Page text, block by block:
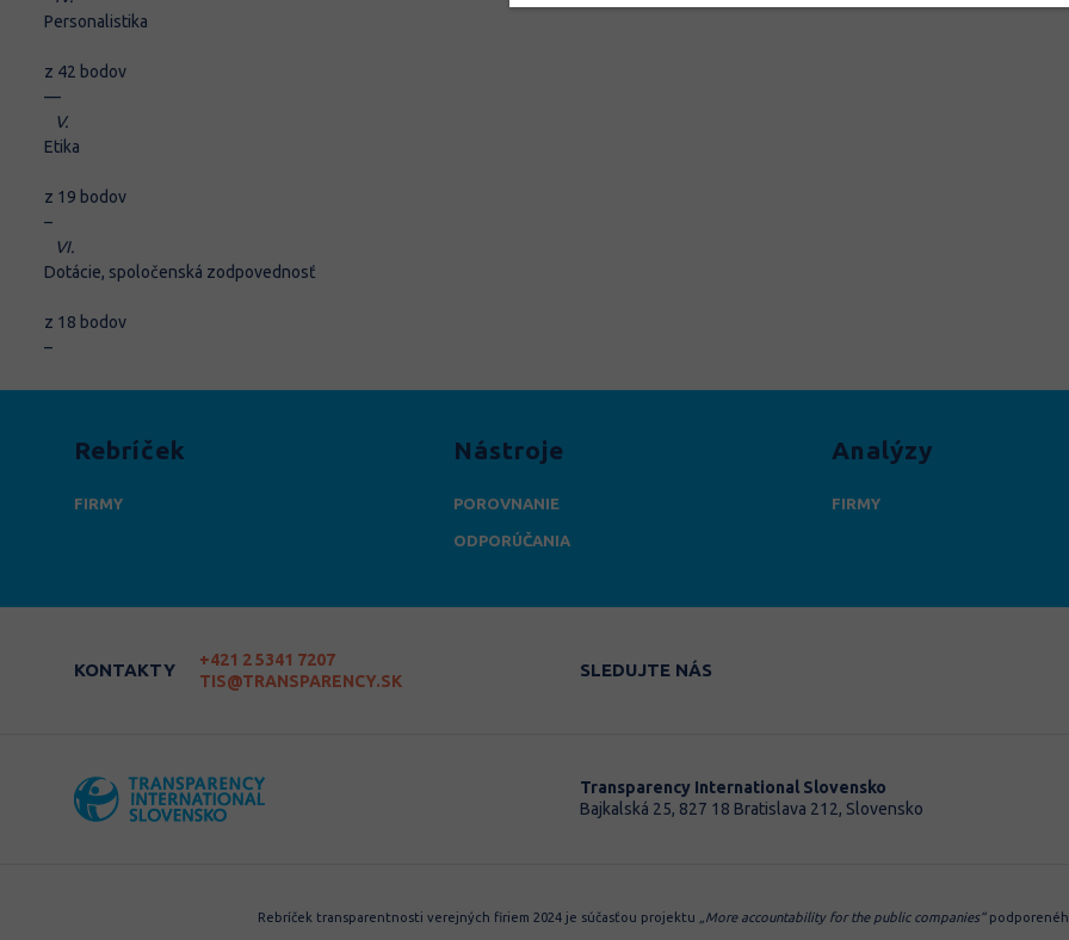
Personalistika
z 42 bodov
––
V.
Etika
z 19 bodov
–
VI.
Dotácie, spoločenská zodpovednosť
z 18 bodov
–
Rebríček
FIRMY
Nástroje
POROVNANIE
ODPORÚČANIA
Analýzy
FIRMY
KONTAKTY
+421 2 5341 7207
TIS@TRANSPARENCY.SK
SLEDUJTE NÁS
Transparency International Slovensko
Bajkalská 25, 827 18 Bratislava 212, Slovensko
Rebríček transparentnosti verejných firiem 2024 je súčasťou projektu „More accountability for the public companies“